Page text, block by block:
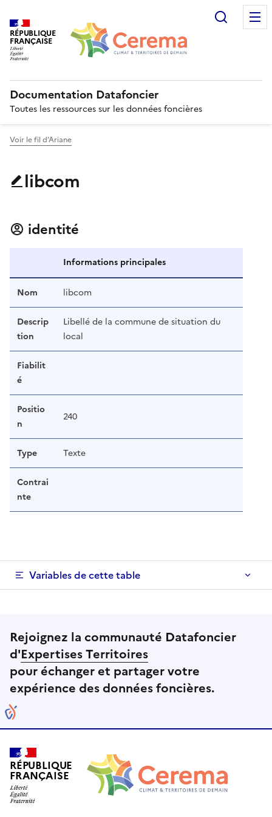
RÉPUBLIQUE
FRANÇAISE
Documentation Datafoncier
Toutes les ressources sur les données foncières
Voir le fil d’Ariane
libcom
identité
Informations principales
Nom libcom
Descrip
tion
Libellé de la commune de situation du
local
Fiabilit
é
Positio
n
240
Type Texte
Contrai
nte
Variables de cette table
Rejoignez la communauté Datafoncier
d'Expertises Territoires
pour échanger et partager votre
expérience des données foncières.
RÉPUBLIQUE
FRANÇAISE